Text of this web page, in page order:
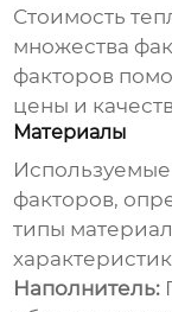
Стоимость
множества
факторов
цены и
Материалы
факторов,
типы
Наполнитель: